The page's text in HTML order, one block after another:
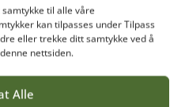
til alle våre
kan tilpasses under Tilpass
eller trekke ditt samtykke ved å
nettsiden.
Alle